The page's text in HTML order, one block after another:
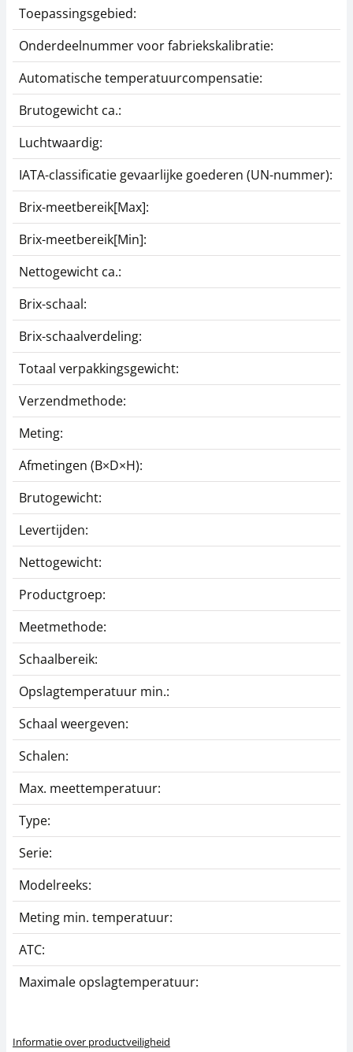
Toepassingsgebied:
Onderdeelnummer voor fabriekskalibratie:
Automatische temperatuurcompensatie:
Brutogewicht ca.:
Luchtwaardig:
IATA-classificatie gevaarlijke goederen (UN-nummer):
Brix-meetbereik[Max]:
Brix-meetbereik[Min]:
Nettogewicht ca.:
Brix-schaal:
Brix-schaalverdeling:
Totaal verpakkingsgewicht:
Verzendmethode:
Meting:
Afmetingen (B×D×H):
Brutogewicht:
Levertijden:
Nettogewicht:
Productgroep:
Meetmethode:
Schaalbereik:
Opslagtemperatuur min.:
Schaal weergeven:
Schalen:
Max. meettemperatuur:
Type:
Serie:
Modelreeks:
Meting min. temperatuur:
ATC:
Maximale opslagtemperatuur:
Informatie over productveiligheid